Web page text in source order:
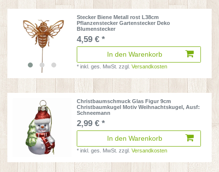
Stecker Biene Metall rost L38cm
Pflanzenstecker Gartenstecker Deko
Blumenstecker
4,59 € *
In den Warenkorb
*inkl. ges. MwSt. zzgl.Versandkosten
Christbaumschmuck Glas Figur 9cm
Christbaumkugel Motiv Weihnachtskugel, Ausf:
Schneemann
2,99 € *
In den Warenkorb
*inkl. ges. MwSt. zzgl.Versandkosten